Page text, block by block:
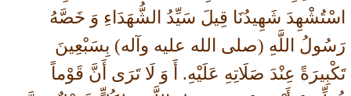
اسْتُشْهِدَ شَهِيدُنَا قِيلَ سَيِّدُ الشُّهَدَاءِ وَ خَصَّهُ
رَسُولُ اللَّهِ (صلی الله علیه وآله) بِسَبْعِينَ
تَكْبِيرَةً عِنْدَ صَلَاتِهِ عَلَيْهِ. أَ وَ لَا تَرَى أَنَّ قَوْماً